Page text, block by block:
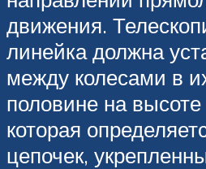
движения.
линейка должна
между колесами в
половине на
которая
цепочек,